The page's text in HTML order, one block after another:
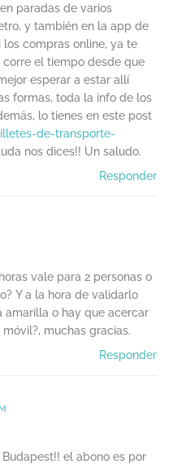
paradas de varios
y también en la app de
los compras online, ya te
corre el tiempo desde que
esperar a estar allí
formas, toda la info de los
lo tienes en este post
de-transporte-
nos dices!! Un saludo.
Responder
vale para 2 personas o
Y a la hora de validarlo
amarilla o hay que acercar
muchas gracias.
Responder
el abono es por